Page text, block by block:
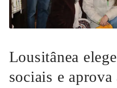
Lousitânea
sociais e